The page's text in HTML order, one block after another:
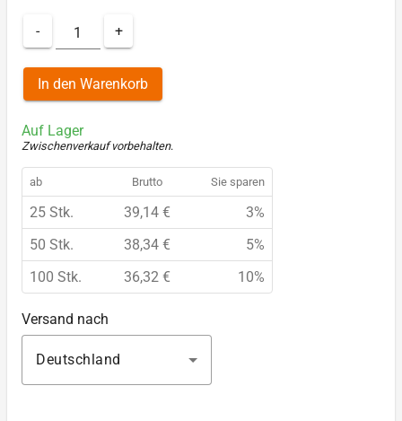
- +
In den Warenkorb
Auf Lager
Zwischenverkauf vorbehalten.
ab Brutto Sie sparen
25 Stk. 39,14 €
3%
50 Stk.
38,34 €
5%
100 Stk.
36,32 € 10%
Versand nach
Deutschland